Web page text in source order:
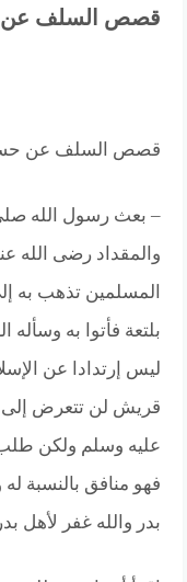
قصص السلف عن
قصص السلف عن حسن
– بعث رسول الله صلى
والمقداد رضى الله
المسلمين تذهب به
بلتعة فأتوا به
ليس إرتدادا عن
قريش لن تتعرض إلى
عليه وسلم ولكن
فهو منافق بالنسبة
بدر والله غفر لأهل